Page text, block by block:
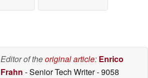
Editor of theoriginal article: Enrico
Frahn - Senior Tech Writer- 9058